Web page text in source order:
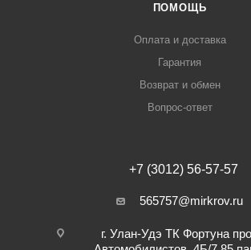
ПОМОЩЬ
Оплата и доставка
Гарантия
Возврат и обмен
Вопрос-ответ
+7 (3012) 56-57-57
565757@mirkrov.ru
г. Улан-Удэ ​ТК Фортуна​